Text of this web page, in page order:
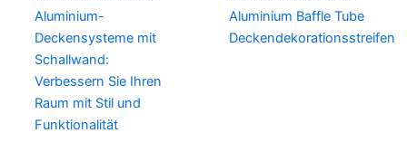
Aluminium-
Deckensysteme mit
Schallwand:
Verbessern Sie Ihren
Raum mit Stil und
Funktionalität
Aluminium Baffle Tube
Deckendekorationsstreifen